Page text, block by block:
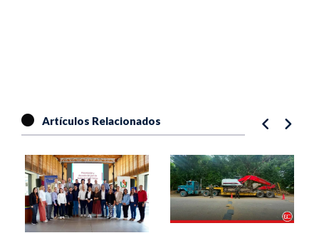
Artículos Relacionados